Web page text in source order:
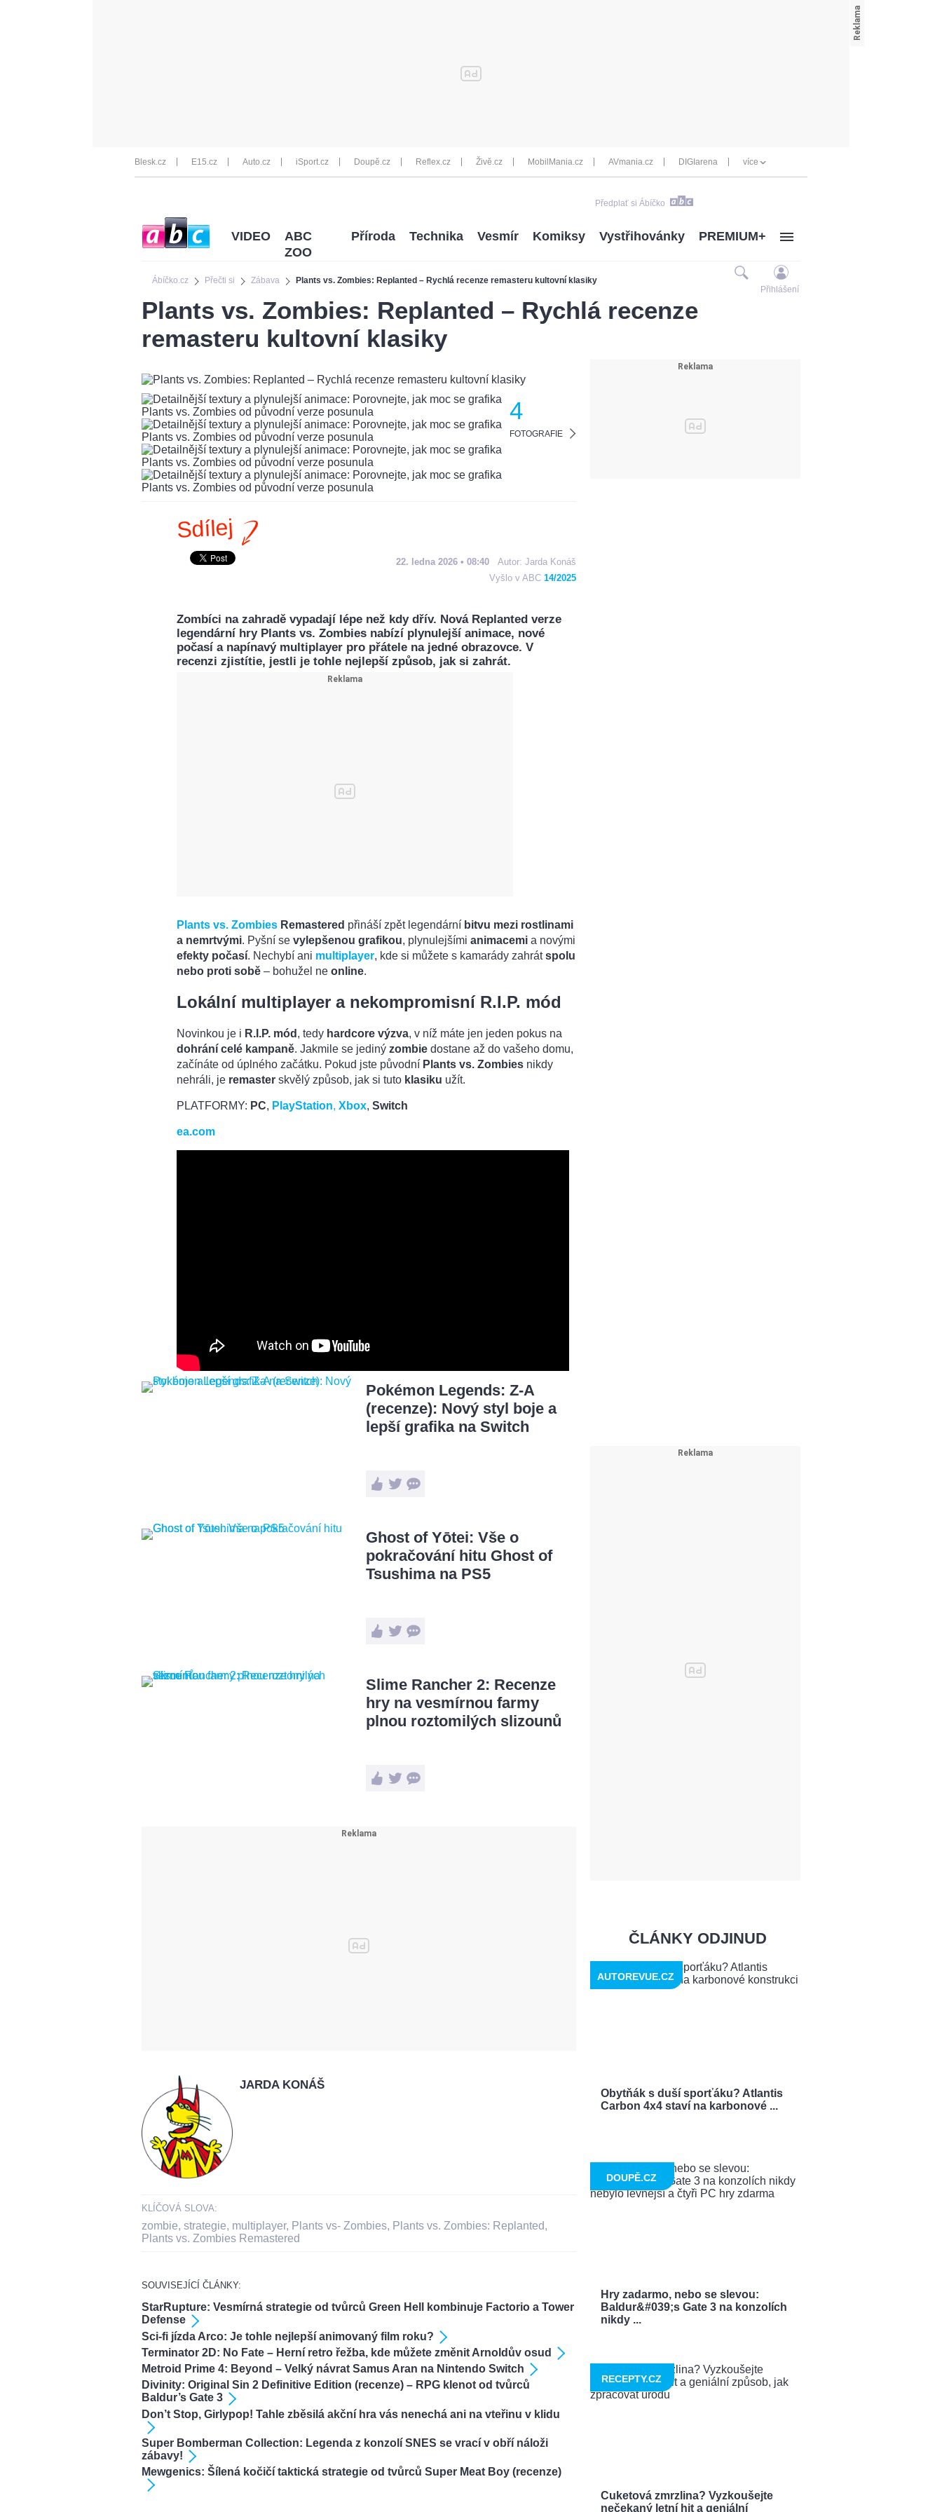
Blesk.cz E15.cz Auto.cz iSport.cz Doupě.cz Reflex.cz Živě.cz MobilMania.cz AVmania.cz DIGIarena více
Předplať si Ábíčko
Ábíčko.cz Přečti si Zábava Plants vs. Zombies: Replanted – Rychlá recenze remasteru kultovní klasiky
VIDEO
ABC
ZOO
Příroda Technika Vesmír Komiksy Vystřihovánky PREMIUM+
Přihlášení
Plants vs. Zombies: Replanted – Rychlá recenze
remasteru kultovní klasiky
4
FOTOGRAFIE
Sdílej
22. ledna 2026 • 08:40 Autor: Jarda Konáš
Vyšlo v ABC 14/2025
Zombíci na zahradě vypadají lépe než kdy dřív. Nová Replanted verze
legendární hry Plants vs. Zombies nabízí plynulejší animace, nové
počasí a napínavý multiplayer pro přátele na jedné obrazovce. V
recenzi zjistítie, jestli je tohle nejlepší způsob, jak si zahrát.
Plants vs. Zombies Remastered přináší zpět legendární bitvu mezi rostlinami
a nemrtvými. Pyšní se vylepšenou grafikou, plynulejšími animacemi a novými
efekty počasí. Nechybí ani multiplayer, kde si můžete s kamarády zahrátspolu
nebo proti sobě – bohužel ne online.
Lokální multiplayer a nekompromisní R.I.P. mód
Novinkou je i R.I.P. mód , tedy hardcore výzva, v níž máte jen jeden pokus na
dohrání celé kampaně. Jakmile se jediný zombie dostane až do vašeho domu,
začínáte od úplného začátku. Pokud jste původní Plants vs. Zombies nikdy
nehráli, je remaster skvělý způsob, jak si tuto klasiku užít.
PLATFORMY: PC, PlayStation, Xbox, Switch
ea.com
Pokémon Legends: Z-A
(recenze): Nový styl boje a
lepší grafika na Switch
Ghost of Yōtei: Vše o
pokračování hitu Ghost of
Tsushima na PS5
Slime Rancher 2: Recenze
hry na vesmírnou farmy
plnou roztomilých slizounů
JARDA KONÁŠ
KLÍČOVÁ SLOVA:
zombie, strategie, multiplayer, Plants vs- Zombies, Plants vs. Zombies: Replanted,
Plants vs. Zombies Remastered
SOUVISEJÍCÍ ČLÁNKY:
StarRupture: Vesmírná strategie od tvůrců Green Hell kombinuje Factorio a Tower
Defense
Sci-fi jízda Arco: Je tohle nejlepší animovaný film roku?
Terminator 2D: No Fate – Herní retro řežba, kde můžete změnit Arnoldův osud
Metroid Prime 4: Beyond – Velký návrat Samus Aran na Nintendo Switch
Divinity: Original Sin 2 Definitive Edition (recenze) – RPG klenot od tvůrců
Baldur’s Gate 3
Don’t Stop, Girlypop! Tahle zběsilá akční hra vás nenechá ani na vteřinu v klidu
Super Bomberman Collection: Legenda z konzolí SNES se vrací v obří náloži
zábavy!
Mewgenics: Šílená kočičí taktická strategie od tvůrců Super Meat Boy (recenze)
ČLÁNKY ODJINUD
Obytňák s duší sporťáku? Atlantis
Carbon 4x4 staví na karbonové ...
AUTOREVUE.CZ
Hry zadarmo, nebo se slevou:
Baldur&#039;s Gate 3 na konzolích
nikdy ...
DOUPĚ.CZ
Cuketová zmrzlina? Vyzkoušejte
nečekaný letní hit a geniální
RECEPTY.CZ